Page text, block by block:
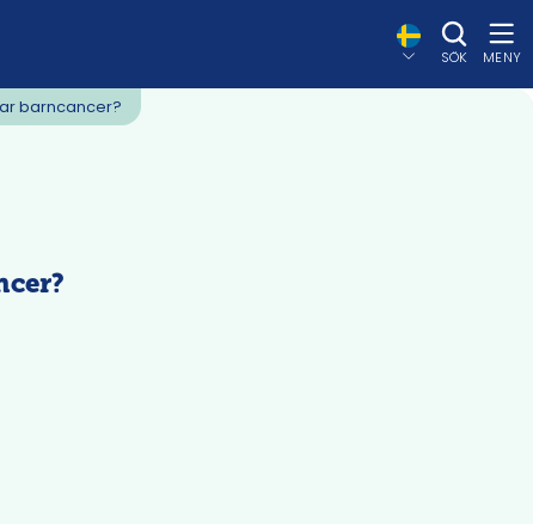
SÖK MENY
barncancer?